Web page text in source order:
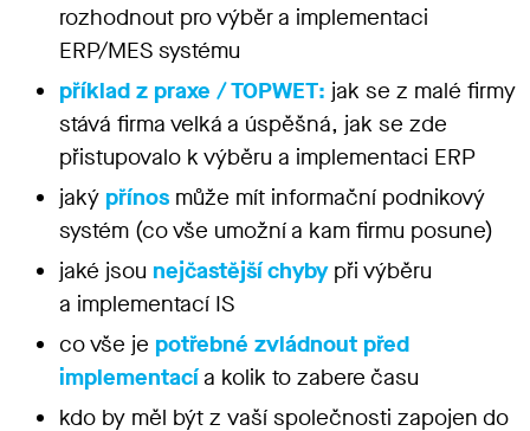
rozhodnout pro výběr a implementaci
ERP/MES systému
příklad z praxe / TOPWET: jak se z malé firmy
stává firma velká a úspěšná, jak se zde
přistupovalo k výběru a implementaci ERP
jaký přínos může mít informační podnikový
systém (co vše umožní a kam firmu posune)
jaké jsou nejčastější chybypři výběru
a implementací IS
co vše je potřebné zvládnout před
implementacía kolik to zabere času
kdo by měl být z vaší společnosti zapojen do